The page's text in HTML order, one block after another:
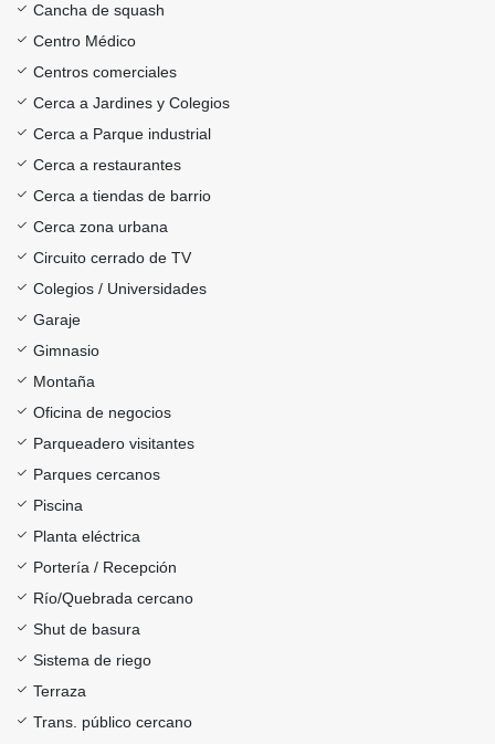
Cancha de squash
Centro Médico
Centros comerciales
Cerca a Jardines y Colegios
Cerca a Parque industrial
Cerca a restaurantes
Cerca a tiendas de barrio
Cerca zona urbana
Circuito cerrado de TV
Colegios / Universidades
Garaje
Gimnasio
Montaña
Oficina de negocios
Parqueadero visitantes
Parques cercanos
Piscina
Planta eléctrica
Portería / Recepción
Río/Quebrada cercano
Shut de basura
Sistema de riego
Terraza
Trans. público cercano